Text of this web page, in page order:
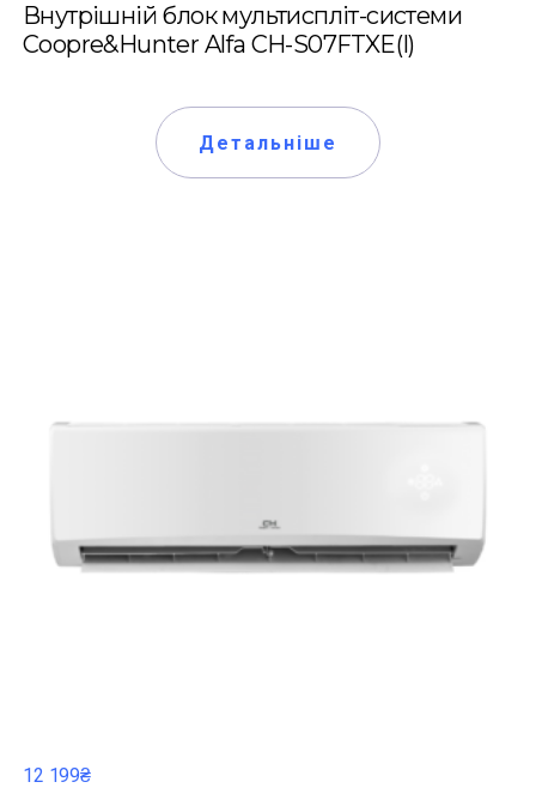
Внутрішній блок мультиспліт-системи
Coopre&Hunter Alfa CH-S07FTXE(I)
Детальніше
12 199₴